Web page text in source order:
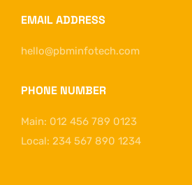
EMAIL ADDRESS
hello@pbminfotech.com
PHONE NUMBER
Main: 012 456 789 0123
Local: 234 567 890 1234